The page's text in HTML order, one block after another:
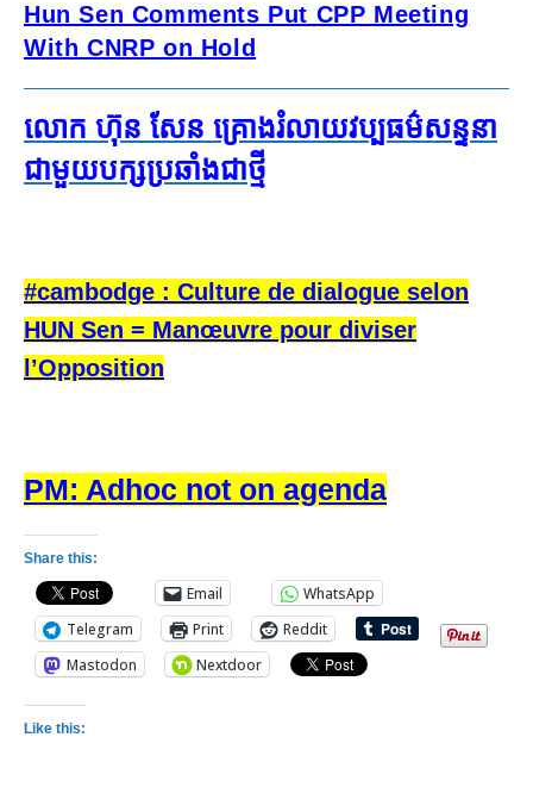
Hun Sen Comments Put CPP Meeting
With CNRP on Hold
លោក​ ហ៊ុន សែន គ្រោង​រំលាយ​វប្បធម៌​សន្ទនា​
ជា​មួយ​បក្ស​ប្រឆាំង​ជាថ្មី
#cambodge : Culture de dialogue selon
HUN Sen = Manœuvre pour diviser
l’Opposition
PM: Adhoc not on agenda
Share this:
Email
WhatsApp
Telegram
Print
Reddit
Mastodon
Nextdoor
Like this: